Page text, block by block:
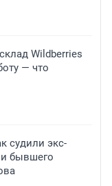
Wildberries
— что
судили экс-
и бывшего